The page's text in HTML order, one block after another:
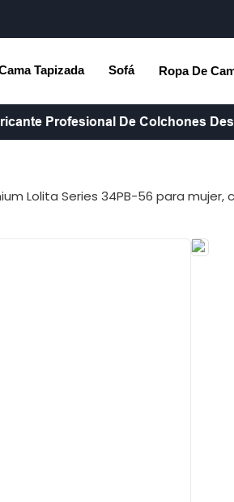
Tapizada Sofá Ropa De
Profesional De Colchones
Lolita Series 34PB-56 para